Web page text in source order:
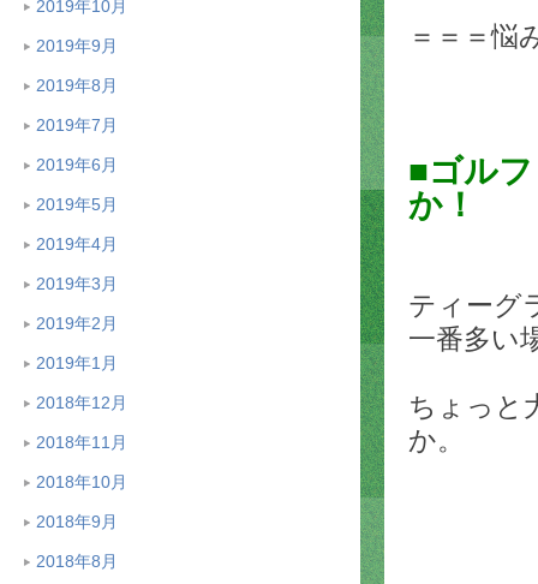
2019年10月
2019年9月
2019年8月
2019年7月
2019年6月
2019年5月
2019年4月
2019年3月
2019年2月
2019年1月
2018年12月
2018年11月
2018年10月
2018年9月
2018年8月
＝＝＝悩
■ゴル
か！
ティーグ
一番多い
ちょっと
か。